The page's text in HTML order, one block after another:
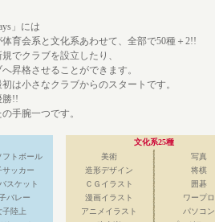
」には
育会系と文化系あわせて、全部で50種＋2!!
でクラブを設立したり、
昇格させることができます。
は小さなクラブからのスタートです。
勝!!
手腕一つです。
文化系25種
フトボール
サッカー
スケット
バレー
子陸上
美術
造形デザイン
ＣＧイラスト
漫画イラスト
アニメイラスト
写真
将棋
囲碁
ワープロ
パソコン